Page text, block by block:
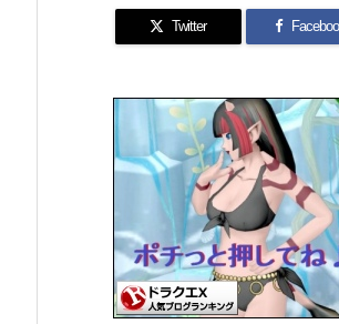
Twitter